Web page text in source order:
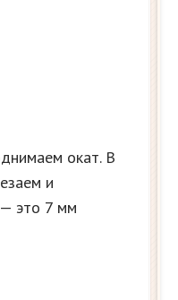
окат. В
и
это 7 мм